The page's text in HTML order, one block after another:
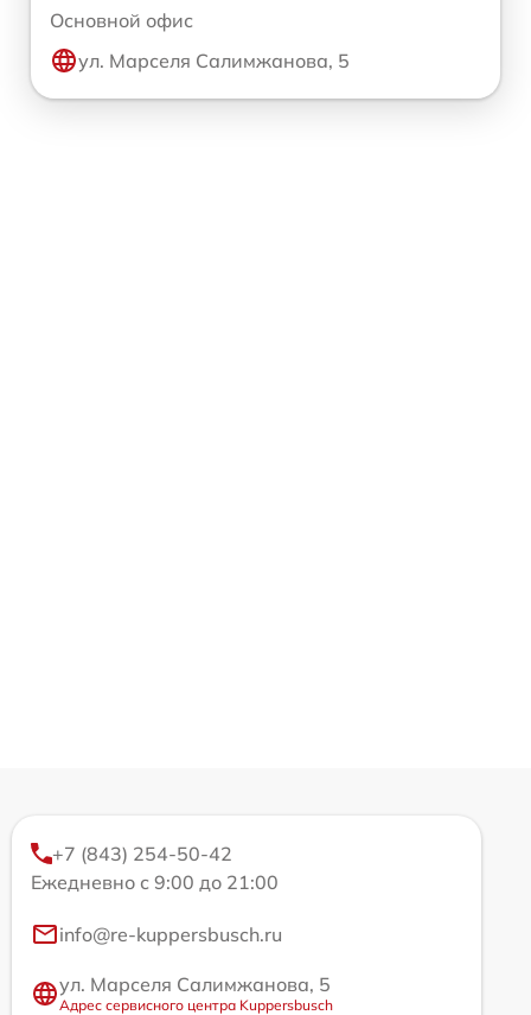
Основной офис
ул. Марселя Салимжанова, 5
+7 (843) 254-50-42
Ежедневно с 9:00 до 21:00
info@re-kuppersbusch.ru
ул. Марселя Салимжанова, 5
Адрес сервисного центра Kuppersbusch